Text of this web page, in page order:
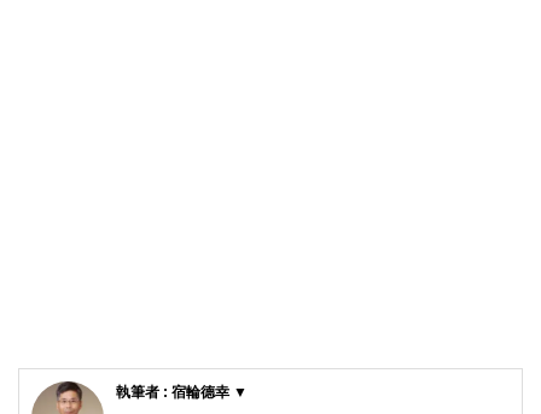
執筆者 : 宿輪德幸 ▼